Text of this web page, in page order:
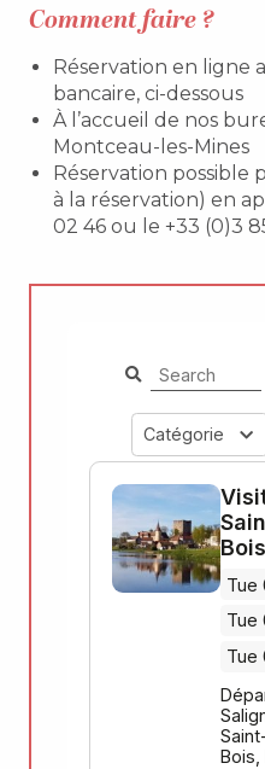
Comment faire ?
Réservation en ligne
bancaire, ci-dessous
À l’accueil de nos
Montceau-les-Mines
Réservation possible
à la réservation) en
02 46 ou le +33 (0)3